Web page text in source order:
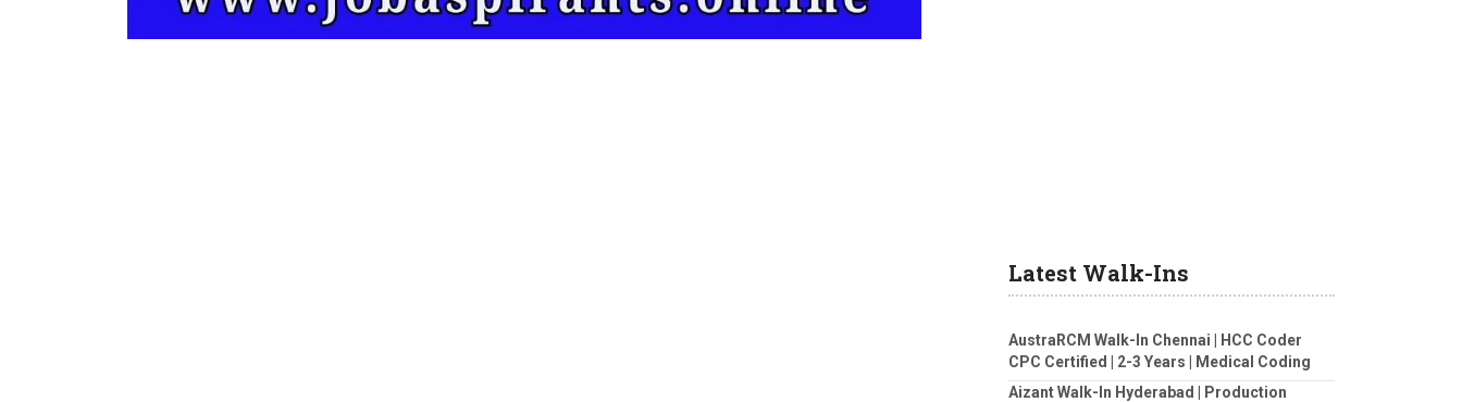
Latest Walk-Ins
AustraRCM Walk-In Chennai | HCC Coder
CPC Certified | 2-3 Years | Medical Coding
Aizant Walk-In Hyderabad | Production